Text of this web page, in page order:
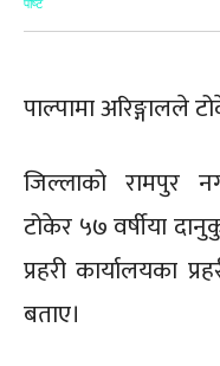
पाल्पामा अरिङ्गालले
जिल्लाको रामपुर
टोकेर ५७ वर्षीया
प्रहरी कार्यालयका
बताए।